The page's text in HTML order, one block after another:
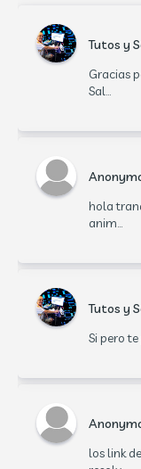
Tutos y
Gracias
Sal...
hola
anim...
Tutos y
Si pero
los link